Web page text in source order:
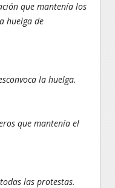
que mantenía los
huelga de
la huelga.
que mantenía el
las protestas.